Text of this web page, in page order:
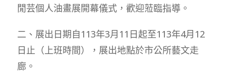
閒芸個人油畫展開幕儀式，歡迎蒞臨指導。
二、展出日期自113年3月11日起至113年4月12
日止（上班時間），展出地點於市公所藝文走
廊。